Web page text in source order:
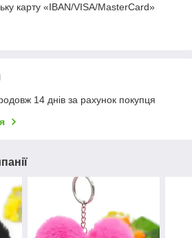
карту «IBAN/VISA/MasterCard»
14 днів за рахунок покупця